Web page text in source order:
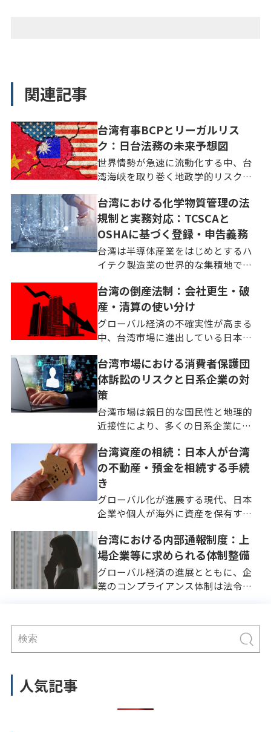
関連記事
台湾有事BCPとリーガルリス
ク：日台法務の未来予想図
世界情勢が急速に流動化する中、台
湾海峡を取り巻く地政学的リスク
まりません。企業経営における喫緊
の課題として認識される時代を迎え
ました。多くの日本企業にとって、
台湾は半導体をはじめとするサプ
[…]
台湾における化学物質管理の法
規制と実務対応：TCSCAと
OSHAに基づく登録・申告義務
台湾は半導体産業をはじめとするハ
イテク製造業の世界的な集積地であ
ーンの中核を担う重要なパートナー
です。台湾市場で化学物質を取り扱
うビジネスを展開する日本企業の経
営者や法務担当者が直面する最 […]
台湾の倒産法制：会社更生・破
産・清算の使い分け
グローバル経済の不確実性が高まる
中、台湾市場に進出している日本企
とりわけ事業再生と撤退に関わる法
制度の理解は避けて通れない経営課
題です。台湾は地理的・歴史的な近
接性から、多くの日本企業にと […]
台湾市場における消費者保護団
体訴訟のリスクと日系企業の対
策
台湾市場は親日的な国民性と地理的
近接性により、多くの日系企業にと
品質な製品やサービスは台湾の消費
者に高く評価されています。しかし
法務の観点からは、日本とは根本的
に異なる厳格な消費者保護のリ […]
台湾資産の相続：日本人が台湾
の不動産・預金を相続する手続
き
グローバル化が進展する現代、日本
企業や個人が海外に資産を保有する
本にとって歴史的・経済的に密接な
関係にあるパートナーであり、多く
の日本企業が進出し、個人投資家が
不動産や金融資産を保有するケ […]
台湾における内部通報制度：上
場企業等に求められる体制整備
グローバル経済の進展とともに、企
業のコンプライアンス体制は法令遵
企業の自浄作用を担保する内部通報
制度の整備は、不正の早期発見と是
正において不可欠なメカニズム […]
人気記事